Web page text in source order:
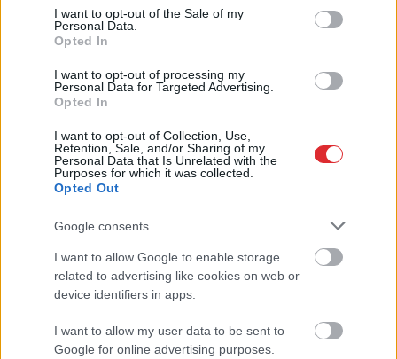
consent section.
I want to opt-out of the Sale of my
Personal Data.
Opted In
I want to opt-out of processing my
Personal Data for Targeted Advertising.
Opted In
I want to opt-out of Collection, Use,
Retention, Sale, and/or Sharing of my
Personal Data that Is Unrelated with the
Purposes for which it was collected.
Opted Out
Google consents
I want to allow Google to enable storage
related to advertising like cookies on web or
device identifiers in apps.
I want to allow my user data to be sent to
Google for online advertising purposes.
Vērtīgākie
un ogas, ko augustā jāēd
“tonnām”
Vai Putins
NATO? Eksperts vērtē
Krievijas iespējamos
visai neveikls kašķis ar
žurnālistu Ivo Leitānu
Atcelt Ziņot